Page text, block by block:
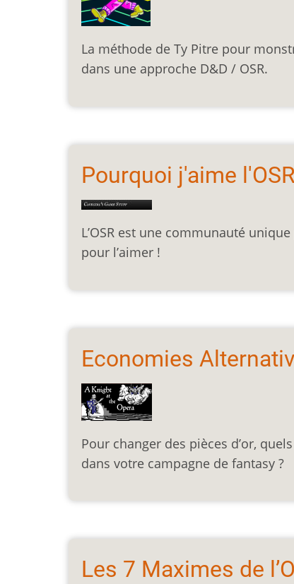
La méthode de Ty Pitre pour
dans une approche D&D / OSR.
Pourquoi j'aime l'OSR
L’OSR est une communauté
pour l’aimer !
Economies
Pour changer des pièces d’or,
dans votre campagne de fantasy ?
Les 7 Maximes de